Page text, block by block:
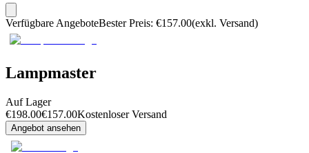
Verfügbare AngeboteBester Preis: €157.00(exkl. Versand)
Lampmaster
Auf Lager
€198.00€157.00Kostenloser Versand
Angebot ansehen